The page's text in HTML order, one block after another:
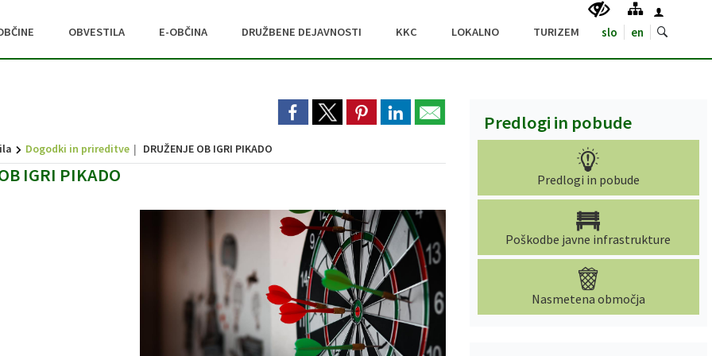
OBVESTILA E-OBČINA DRUŽBENE DEJAVNOSTI KKC LOKALNO TURIZEM slo en
Dogodki in prireditve DRUŽENJE OB IGRI PIKADO
IGRI PIKADO
Predlogi in pobude
Predlogi in pobude
Poškodbe javne infrastrukture
Nasmetena območja